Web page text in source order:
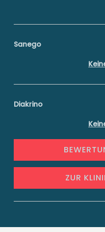
Sanego
Diakrino
ZUR